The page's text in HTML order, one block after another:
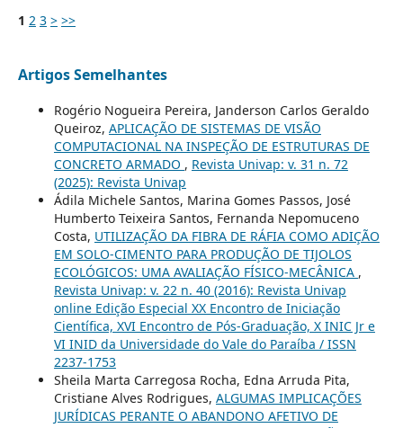
1 2 3 > >>
Artigos Semelhantes
Rogério Nogueira Pereira, Janderson Carlos Geraldo
Queiroz, APLICAÇÃO DE SISTEMAS DE VISÃO
COMPUTACIONAL NA INSPEÇÃO DE ESTRUTURAS DE
CONCRETO ARMADO , Revista Univap: v. 31 n. 72
(2025): Revista Univap
Ádila Michele Santos, Marina Gomes Passos, José
Humberto Teixeira Santos, Fernanda Nepomuceno
Costa, UTILIZAÇÃO DA FIBRA DE RÁFIA COMO ADIÇÃO
EM SOLO-CIMENTO PARA PRODUÇÃO DE TIJOLOS
ECOLÓGICOS: UMA AVALIAÇÃO FÍSICO-MECÂNICA ,
Revista Univap: v. 22 n. 40 (2016): Revista Univap
online Edição Especial XX Encontro de Iniciação
Científica, XVI Encontro de Pós-Graduação, X INIC Jr e
VI INID da Universidade do Vale do Paraíba / ISSN
2237-1753
Sheila Marta Carregosa Rocha, Edna Arruda Pita,
Cristiane Alves Rodrigues, ALGUMAS IMPLICAÇÕES
JURÍDICAS PERANTE O ABANDONO AFETIVO DE